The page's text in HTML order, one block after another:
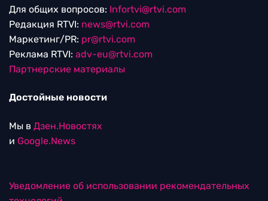
Для общих вопросов: Infortvi@rtvi.com
Редакция RTVI: news@rtvi.com
Маркетинг/PR: pr@rtvi.com
Реклама RTVI: adv-eu@rtvi.com
Партнерские материалы
Достойные новости
Мы в Дзен.Новостях
и Google.News
Уведомление об использовании рекомендательных